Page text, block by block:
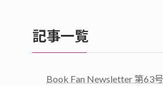
記事一覧
Book Fan Newsletter 第63